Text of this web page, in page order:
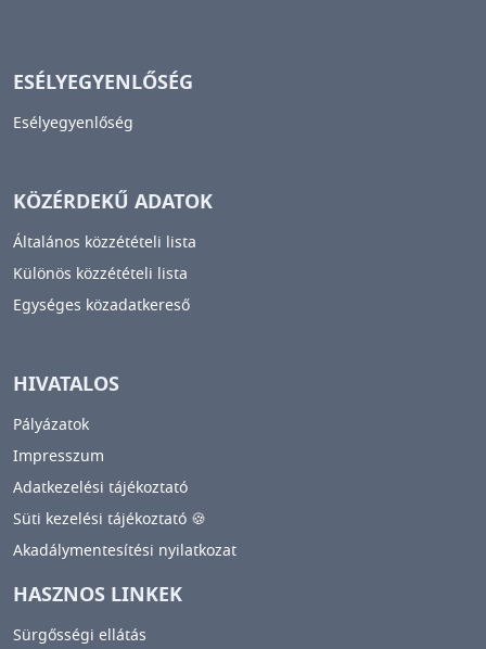
ESÉLYEGYENLŐSÉG
Esélyegyenlőség
KÖZÉRDEKŰ ADATOK
Általános közzétételi lista
Különös közzétételi lista
Egységes közadatkereső
HIVATALOS
Pályázatok
Impresszum
Adatkezelési tájékoztató
Süti kezelési tájékoztató 🍪
Akadálymentesítési nyilatkozat
HASZNOS LINKEK
Sürgősségi ellátás